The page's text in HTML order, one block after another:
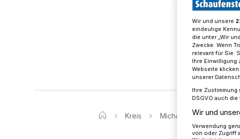
Kreis Michaela Noll fordert
Wir und unsere
eindeutige
die unter „Wir
Zwecke. Wenn
relevant für Sie.
Ihre Einwilligung
Webseite
unserer
Ihre
DSGVO auch
Wir und
Verwendung
von oder Zugriff